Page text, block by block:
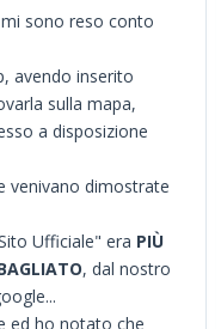
sono reso conto
avendo inserito
sulla mapa,
a disposizione
venivano dimostrate
Ufficiale" era PIÙ
, dal nostro
ed ho notato che